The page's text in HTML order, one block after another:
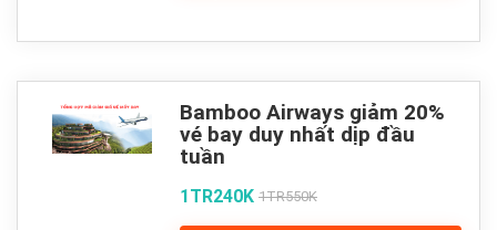
Bamboo Airways giảm 20%
vé bay duy nhất dịp đầu
tuần
1TR240K 1TR550K